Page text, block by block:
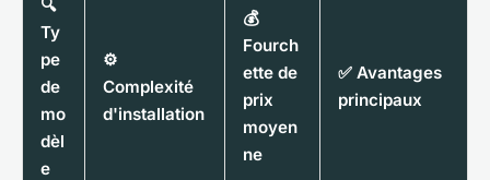
🔍
Ty
pe
de
mo
dèl
e
⚙️
Complexité
d'installation
💰
Fourch
ette de
prix
moyen
ne
✅ Avantages
principaux